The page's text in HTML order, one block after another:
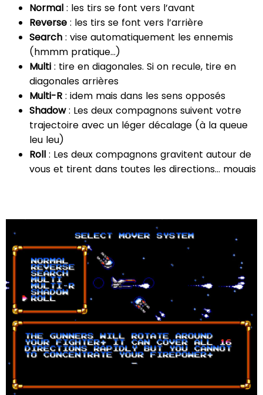
Normal : les tirs se font vers l’avant
Reverse : les tirs se font vers l’arrière
Search : vise automatiquement les ennemis
(hmmm pratique…)
Multi : tire en diagonales. Si on recule, tire en
diagonales arrières
Multi-R : idem mais dans les sens opposés
Shadow: Les deux compagnons suivent votre
trajectoire avec un léger décalage (à la queue
leu leu)
Roll : Les deux compagnons gravitent autour de
vous et tirent dans toutes les directions… mouais